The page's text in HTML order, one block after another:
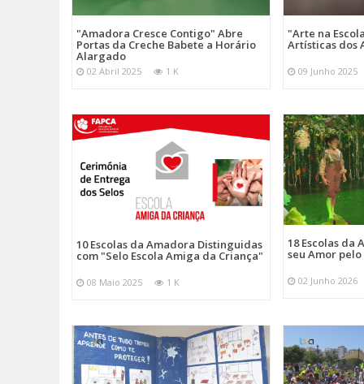
ES da Amadora - Grupo de Teatro GruTEsco com a peça
ES Fernando Namora - Grupo de Teatro A Malta com a peça
Categorias Noticias Educação
"Amadora Cresce Contigo" Abre
Portas da Creche Babete a Horário
Alargado
02 Abril 2025 1 K
"Arte na
Artísticas dos
09 Junho 2025
10 Escolas da Amadora Distinguidas
com "Selo Escola Amiga da Criança"
08 Maio 2025 1 K
18 Escolas da
seu Amor
02 Junho 2026